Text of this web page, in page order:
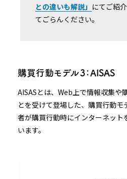
との違いも解説」 にてご紹
てごらんください。
購買行動モデル３：AISAS
AISASとは、Web上で情報収集や
とを受けて登場した、購買行動モ
者が購買行動時にインターネット
います。